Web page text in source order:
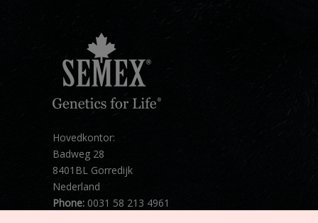
Hovedkontor:
Badweg 28
8401BL Gorredijk
Nederland
Phone: 0031 58 213 4961